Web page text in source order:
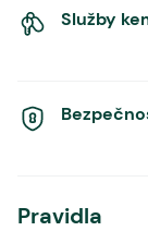
Služby
Pravidla